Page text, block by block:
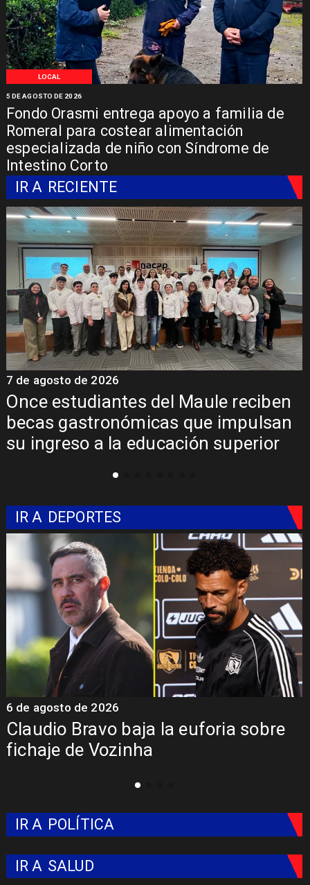
LOCAL
Fondo Orasmi entrega apoyo a familia de
Romeral para costear alimentación
especializada de niño con Síndrome de
Intestino Corto
5 DE AGOSTO DE 2026
IR A RECIENTE
Once estudiantes del Maule reciben
becas gastronómicas que impulsan
su ingreso a la educación superior
7 de agosto de 2026
IR A DEPORTES
Claudio Bravo baja la euforia sobre
fichaje de Vozinha
6 de agosto de 2026
IR A POLÍTICA
IR A SALUD